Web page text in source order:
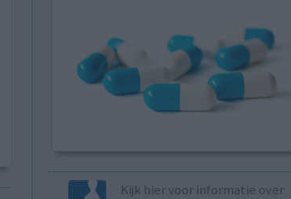
Kijk hier voor informatie over